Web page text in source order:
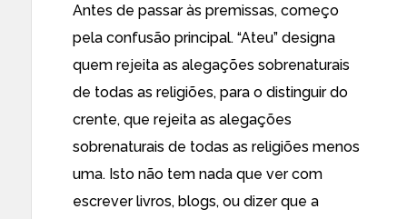
Antes de passar às premissas, começo
pela confusão principal. “Ateu” designa
quem rejeita as alegações sobrenaturais
de todas as religiões, para o distinguir do
crente, que rejeita as alegações
sobrenaturais de todas as religiões menos
uma. Isto não tem nada que ver com
escrever livros, blogs, ou dizer que a